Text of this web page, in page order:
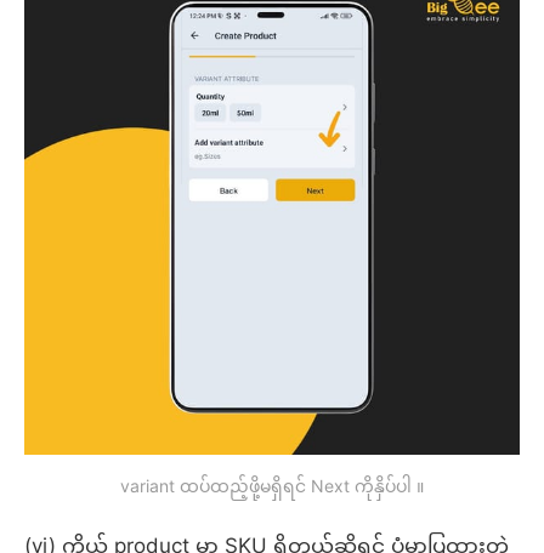
variant ထပ်ထည့်ဖို့မရှိရင် Next ကိုနှိပ်ပါ ။
(vi) ကိုယ့် product မှာ SKU ရှိတယ်ဆိုရင် ပုံမှာပြထားတဲ့